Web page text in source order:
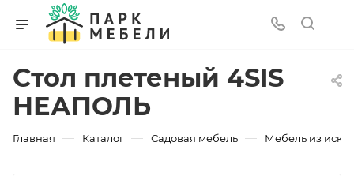
Стол плетеный 4SIS
НЕАПОЛЬ
Главная — Каталог — Садовая мебель — Мебель из